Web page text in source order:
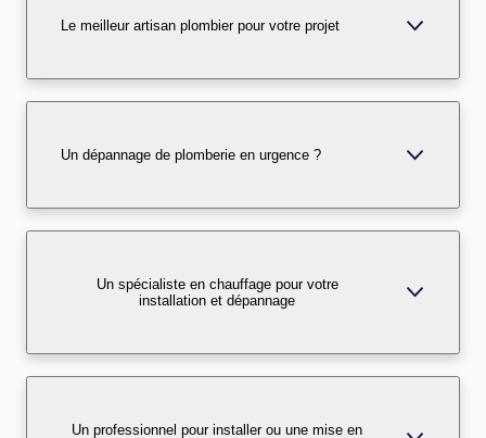
Le meilleur artisan plombier pour votre projet
Un dépannage de plomberie en urgence ?
Un spécialiste en chauffage pour votre
installation et dépannage
Un professionnel pour installer ou une mise en